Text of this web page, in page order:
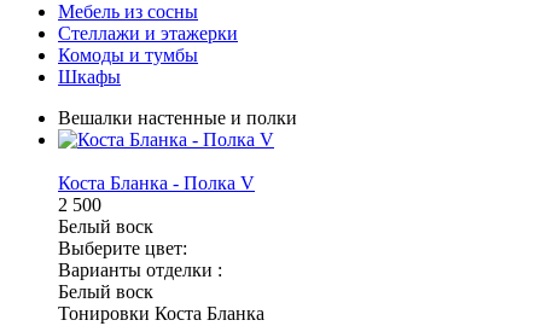
Мебель из сосны
Стеллажи и этажерки
Комоды и тумбы
Шкафы
Вешалки настенные и полки
Коста Бланка - Полка V
2 500
Белый воск
Выберите цвет:
Варианты отделки :
Белый воск
Тонировки Коста Бланка